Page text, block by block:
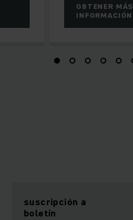
OBTENER MÁS
INFORMACIÓN
suscripción a
boletín